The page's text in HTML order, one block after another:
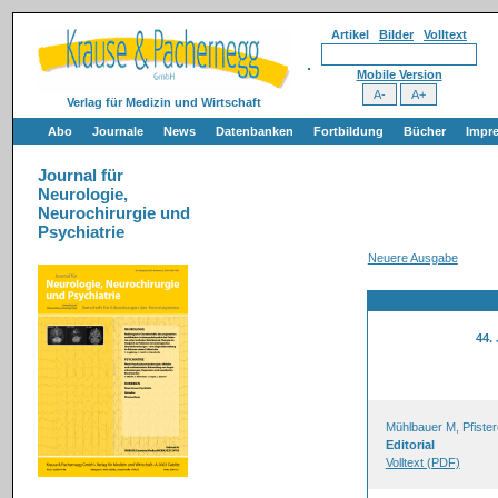
Verlag für Medizin und Wirtschaft
Artikel Bilder Volltext
Mobile Version
Abo Journale News Datenbanken Fortbildung Bücher
Journal für
Neurologie,
Neurochirurgie und
Psychiatrie
Neuere Ausgabe
44.
Mühlbauer M,
Editorial
Volltext (PDF)